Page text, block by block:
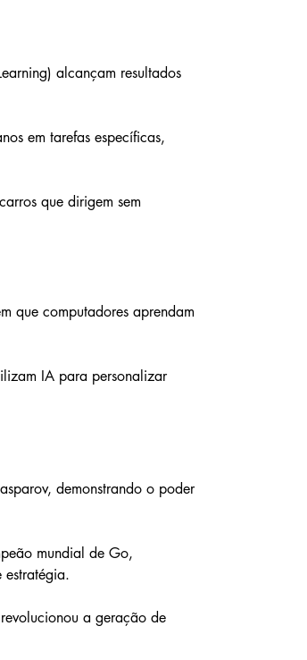
alcançam resultados
em tarefas específicas,
que dirigem sem
que computadores aprendam
IA para personalizar
demonstrando o poder
mundial de Go,
a geração de